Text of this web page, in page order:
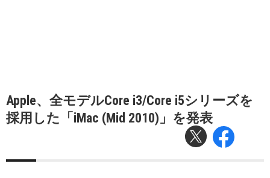
Apple、全モデルCore i3/Core i5シリーズを
採用した「iMac (Mid 2010)」を発表